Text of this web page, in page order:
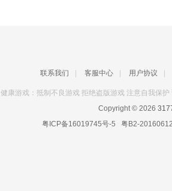
联系我们 客服中心 用户协议
健康游戏：抵制不良游戏 拒绝盗版游戏 注意自我保
Copyright © 2026
粤ICP备16019745号-5 粤B2-